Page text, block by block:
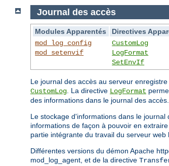
Journal des accès
Modules Apparentés
Directives
mod_log_config
mod_setenvif
CustomLog
LogFormat
SetEnvIf
Le journal des accès au serveur
CustomLog. La directive LogFormat
des informations dans le journal des accès.
Le stockage d'informations dans le
informations de façon à pouvoir en
partie intégrante du travail du serveur web
Différentes versions du démon Apache
mod_log_agent, et de la directive